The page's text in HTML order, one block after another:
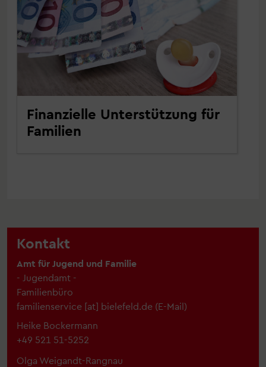
Finanzielle Unterstützung für
Familien
Kontakt
Amt für Jugend und Familie
- Jugendamt -
Familienbüro
familienservice [at] bielefeld.de (E-Mail)
Heike Bockermann
+49 521 51-5252
Olga Weigandt-Rangnau